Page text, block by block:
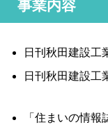
事業内容
日刊秋田建設工
日刊秋田建設工
「住まいの情